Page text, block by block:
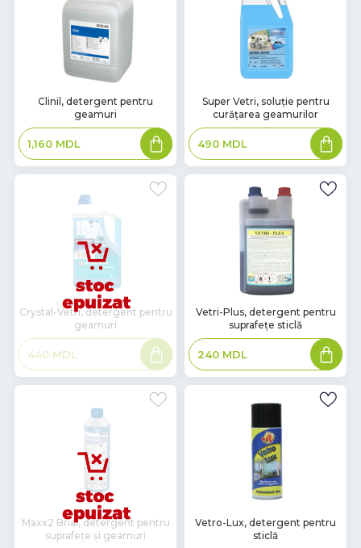
Clinil, detergent pentru
geamuri
1,160 MDL
Adaugă
în
coș
наличии
Super Vetri, soluție pentru
curățarea geamurilor
490 MDL
Adaugă
în
coș
Crystal-Vetri, detergent pentru
geamuri
440 MDL
Citește
mai
mult
В
наличии
Vetri-Plus, detergent pentru
suprafețe sticlă
240 MDL
Adaugă
în
coș
Maxx2 Brial, detergent pentru
suprafețe și geamuri
ВVetro-Lux, detergent pentru
sticlă